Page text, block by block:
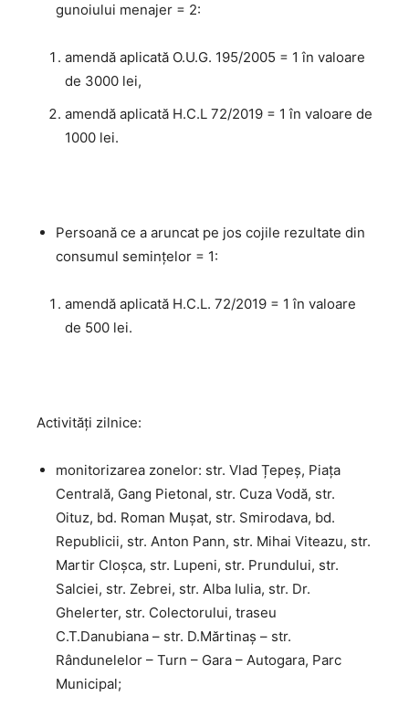
gunoiului menajer = 2:
amendă aplicată O.U.G. 195/2005 = 1 în valoare
de 3000 lei,
amendă aplicată H.C.L 72/2019 = 1 în valoare de
1000 lei.
Persoană ce a aruncat pe jos cojile rezultate din
consumul semințelor = 1:
amendă aplicată H.C.L. 72/2019 = 1 în valoare
de 500 lei.
Activităţi zilnice:
monitorizarea zonelor: str. Vlad Țepeș, Piața
Centrală, Gang Pietonal, str. Cuza Vodă, str.
Oituz, bd. Roman Mușat, str. Smirodava, bd.
Republicii, str. Anton Pann, str. Mihai Viteazu, str.
Martir Cloșca, str. Lupeni, str. Prundului, str.
Salciei, str. Zebrei, str. Alba Iulia, str. Dr.
Ghelerter, str. Colectorului, traseu
C.T.Danubiana – str. D.Mărtinaș – str.
Rândunelelor – Turn – Gara – Autogara, Parc
Municipal;